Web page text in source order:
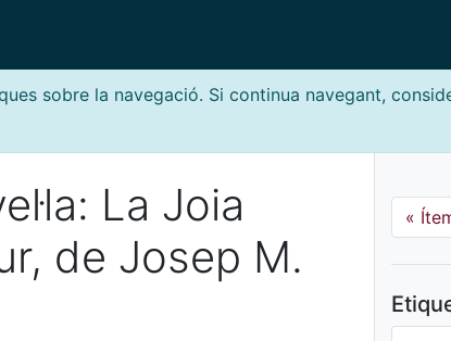
sobre la navegació. Si continua navegant,
La Joia
de Josep M.
«